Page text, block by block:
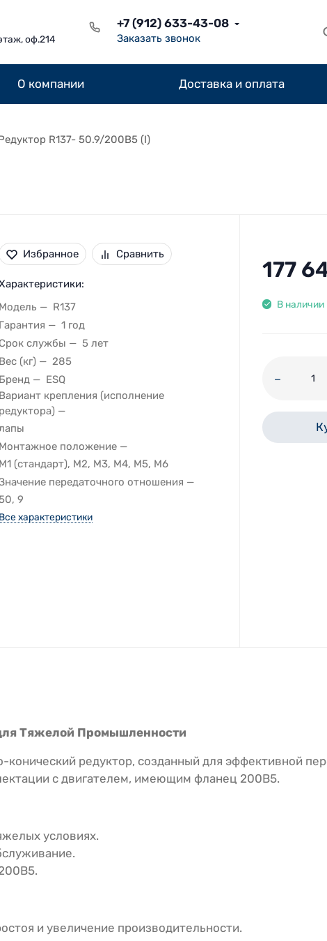
оф.214
+7 (912) 633-43-08
Заказать звонок
О компании Доставка и оплата
R137- 50.9/200B5 (I)
Избранное Сравнить
Модель
R137
Гарантия
1 год
Срок службы
5 лет
Вес (кг)
285
Бренд
ESQ
Вариант крепления (исполнение
редуктора)
лапы
Монтажное положение
M1 (стандарт), M2, M3, M4, M5, M6
передаточного отношения
9
Все характеристики
177
В наличии
Тяжелой Промышленности
редуктор, созданный для эффективной
с двигателем, имеющим фланец 200B5.
условиях.
и увеличение производительности.